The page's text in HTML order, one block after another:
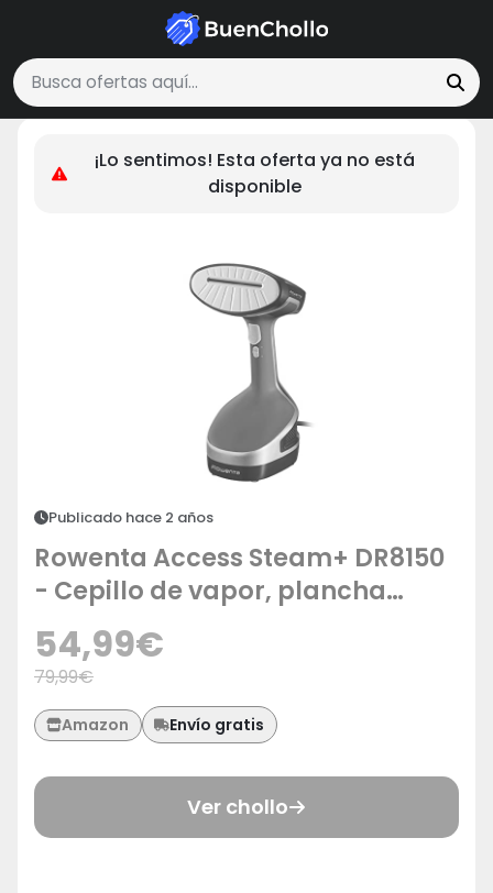
Buscar ofertas
Hogar y CocinaRowenta Access Steam+ DR8150 - Cepillo de
¡Lo sentimos! Esta oferta ya no está
disponible
Publicado hace 2 años
Rowenta Access Steam+ DR8150
- Cepillo de vapor, plancha
vertical 1600 W, depósito 190 ml,
elimina arrugas, olores y
desinfecta, accesorio prendas
delicadas y gruesas, cable de 3
m, Gris / Negro
54,99€
79,99€
Amazon Envío gratis
Ver chollo